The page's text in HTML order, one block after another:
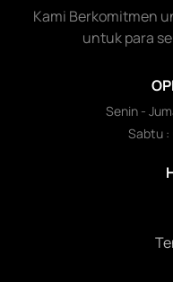
Kami Berkomitmen
untuk para
Senin -
Sabtu :